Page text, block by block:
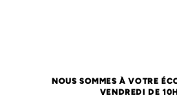
NOUS SOMMES À VOTRE
VENDREDI DE